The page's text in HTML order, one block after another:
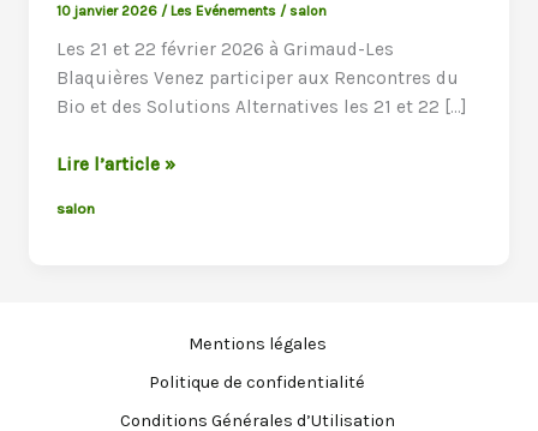
10 janvier 2026 /Les Evénements /salon
Les 21 et 22 février 2026 à Grimaud-Les
Blaquières Venez participer aux Rencontres du
Bio et des Solutions Alternatives les 21 et 22 […]
Les
Rencontres
Lire l’article »
salon
Mentions légales
Politique de confidentialité
Conditions Générales d’Utilisation